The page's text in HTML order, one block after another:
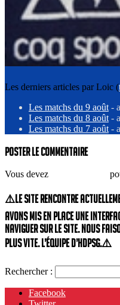
Les derniers articles par Loic (
Les matchs du 9 août -
Les matchs du 8 août -
Les matchs du 7 août -
Poster le commentaire
Vous devez
⚠️Le site rencontre
avons mis en place une
naviguer sur le site. Nous
plus vite. L’équipe d’HdPSG.⚠️
Rechercher :
Facebook